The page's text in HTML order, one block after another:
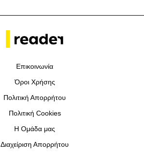
Επικοινωνία
Όροι Χρήσης
Πολιτική Απορρήτου
Πολιτική Cookies
Η Ομάδα μας
Διαχείριση Απορρήτου